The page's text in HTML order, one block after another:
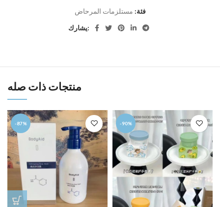
فئة: مستلزمات المرحاض
يشارك:
منتجات ذات صله
-87% -90%